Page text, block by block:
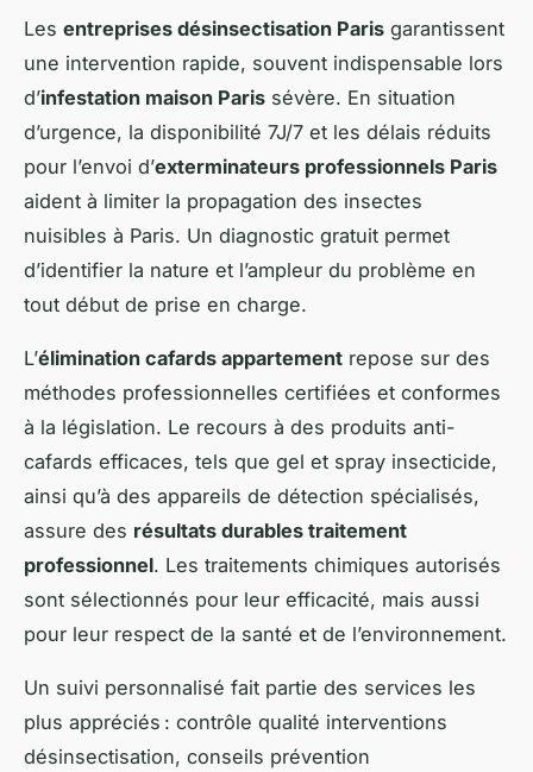
Les entreprises désinsectisation Paris garantissent
une intervention rapide, souvent indispensable lors
d’infestation maison Paris sévère. En situation
d’urgence, la disponibilité 7J/7 et les délais réduits
pour l’envoi d’exterminateurs professionnels Paris
aident à limiter la propagation des insectes
nuisibles à Paris. Un diagnostic gratuit permet
d’identifier la nature et l’ampleur du problème en
tout début de prise en charge.
L’élimination cafards appartement repose sur des
méthodes professionnelles certifiées et conformes
à la législation. Le recours à des produits anti-
cafards efficaces, tels que gel et spray insecticide,
ainsi qu’à des appareils de détection spécialisés,
assure des résultats durables traitement
professionnel. Les traitements chimiques autorisés
sont sélectionnés pour leur efficacité, mais aussi
pour leur respect de la santé et de l’environnement.
Un suivi personnalisé fait partie des services les
plus appréciés : contrôle qualité interventions
désinsectisation, conseils prévention